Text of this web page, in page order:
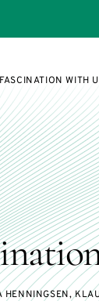
WITH